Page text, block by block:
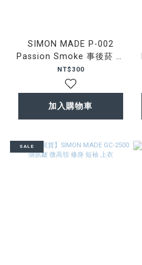
SIMON MADE P-002
Passion Smoke 事後菸 織
品香氛
NT$300
加入購物車
SALE